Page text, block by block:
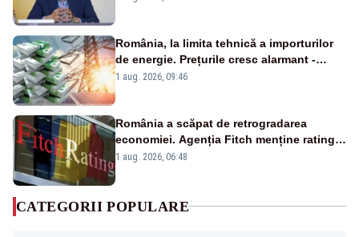
România, la limita tehnică a importurilor
de energie. Prețurile cresc alarmant -
Analiză Realitatea Plus
1 aug. 2026, 09:46
România a scăpat de retrogradarea
economiei. Agenția Fitch menține ratingul
„BBB-” cu perspectivă negativă
1 aug. 2026, 06:48
CATEGORII POPULARE